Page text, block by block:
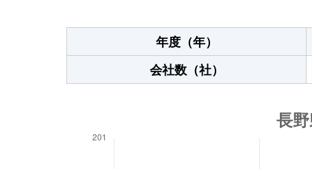
年度（年）
会社数（社）